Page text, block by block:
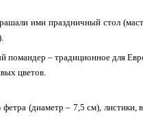
ими праздничный стол
помандер – традиционное для
цветов.
(диаметр – 7,5 см), листики,